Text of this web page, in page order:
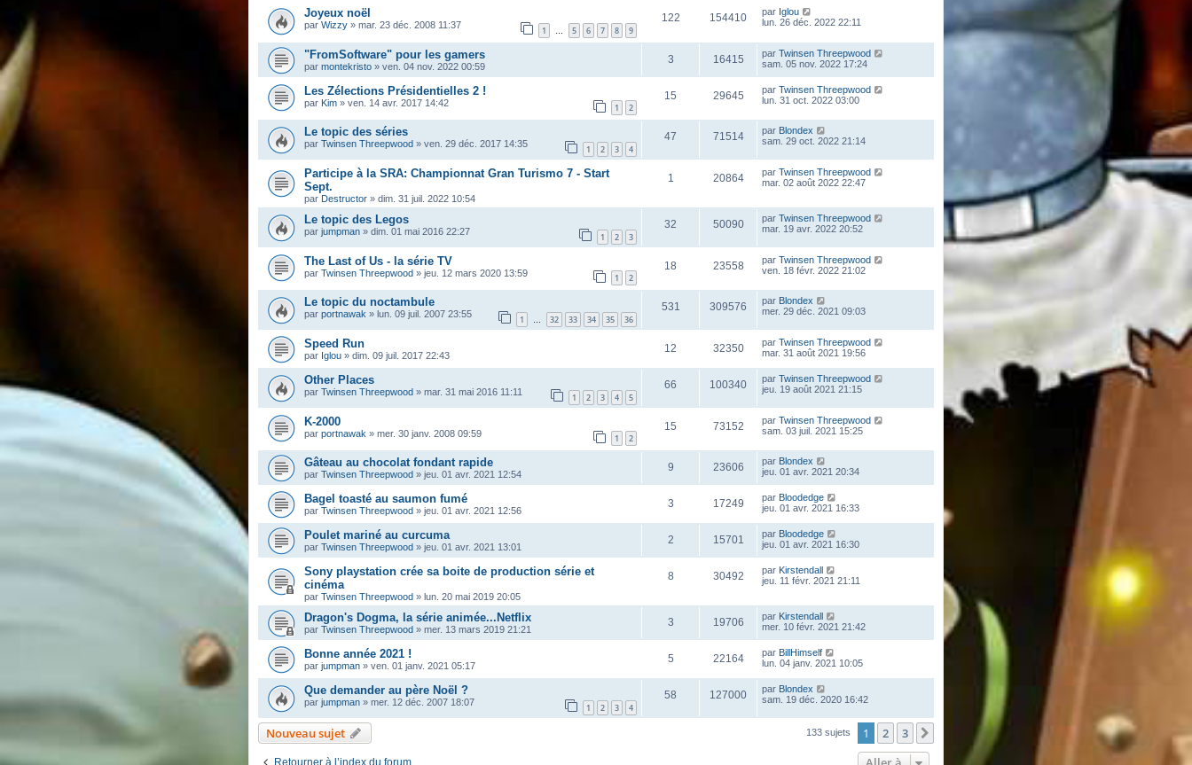
Joyeux noël
par Wizzy » mar. 23 déc. 2008 11:37 1 … 5 6 7 8 9
122 154410 par Iglou
lun. 26 déc. 2022 22:11
"FromSoftware" pour les gamers
par montekristo » ven. 04 nov. 2022 00:59
3 16415 par Twinsen Threepwood
sam. 05 nov. 2022 17:24
Les Zélections Présidentielles 2 !
par Kim » ven. 14 avr. 2017 14:42 1 2
15 29645 par Twinsen Threepwood
lun. 31 oct. 2022 03:00
Le topic des séries
par Twinsen Threepwood » ven. 29 déc. 2017 14:35 1 2 3 4
47 71514 par Blondex
sam. 29 oct. 2022 21:14
Participe à la SRA: Championnat Gran Turismo 7 - Start
Sept.
par Destructor » dim. 31 juil. 2022 10:54
1 20864 par Twinsen Threepwood
mar. 02 août 2022 22:47
Le topic des Legos
par jumpman » dim. 01 mai 2016 22:27 1 2 3
32 50090 par Twinsen Threepwood
mar. 19 avr. 2022 20:52
The Last of Us - la série TV
par Twinsen Threepwood » jeu. 12 mars 2020 13:59 1 2
18 23558 par Twinsen Threepwood
ven. 18 févr. 2022 21:02
Le topic du noctambule
par portnawak » lun. 09 juil. 2007 23:55 1 … 32 33 34 35 36
531 309576 par Blondex
mer. 29 déc. 2021 09:03
Speed Run
par Iglou » dim. 09 juil. 2017 22:43
12 32350 par Twinsen Threepwood
mar. 31 août 2021 19:56
Other Places
par Twinsen Threepwood » mar. 31 mai 2016 11:11 1 2 3 4 5
66 100340 par Twinsen Threepwood
jeu. 19 août 2021 21:15
K-2000
par portnawak » mer. 30 janv. 2008 09:59 1 2
15 73152 par Twinsen Threepwood
sam. 03 juil. 2021 15:25
Gâteau au chocolat fondant rapide
par Twinsen Threepwood » jeu. 01 avr. 2021 12:54
9 23606 par Blondex
jeu. 01 avr. 2021 20:34
Bagel toasté au saumon fumé
par Twinsen Threepwood » jeu. 01 avr. 2021 12:56
3 17249 par Bloodedge
jeu. 01 avr. 2021 16:33
Poulet mariné au curcuma
par Twinsen Threepwood » jeu. 01 avr. 2021 13:01
2 15701 par Bloodedge
jeu. 01 avr. 2021 16:30
Sony playstation crée sa boite de production série et
cinéma
par Twinsen Threepwood » lun. 20 mai 2019 20:05
8 30492 par Kirstendall
jeu. 11 févr. 2021 21:11
Dragon's Dogma, la série animée...Netflix
par Twinsen Threepwood » mer. 13 mars 2019 21:21
3 19706 par Kirstendall
mer. 10 févr. 2021 21:42
Bonne année 2021 !
par jumpman » ven. 01 janv. 2021 05:17
5 22164 par BillHimself
lun. 04 janv. 2021 10:05
Que demander au père Noël ?
par jumpman » mer. 12 déc. 2007 18:07 1 2 3 4
58 127000 par Blondex
sam. 19 déc. 2020 16:42
Nouveau sujet 133 sujets 1 2 3 Suivante
Retourner à l’index du forum